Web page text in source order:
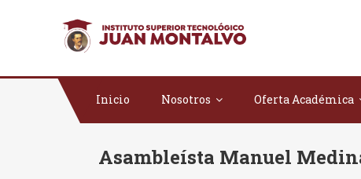
Instituto Superior
Inicio Nosotros Oferta Académica
Asambleísta Manuel